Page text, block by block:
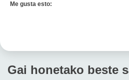
Me gusta esto:
Gai honetako beste